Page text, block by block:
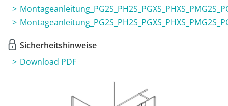
Sicherheitshinweise
Download PDF